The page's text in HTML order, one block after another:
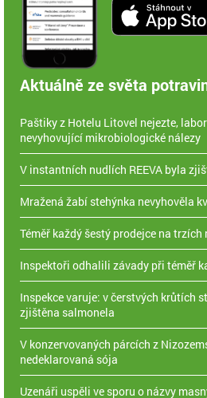
Aktuálně ze světa
Paštiky z Hotelu Litovel nejezte,
nevyhovující mikrobiologické nálezy
V instantních nudlích REEVA byla
Mražená žabí stehýnka nevyhověla
Téměř každý šestý prodejce na
Inspektoři odhalili závady při téměř
Inspekce varuje: v čerstvých krůtích
zjištěna salmonela
V konzervovaných párcích z
nedeklarovaná sója
Uzenáři uspěli ve sporu o názvy